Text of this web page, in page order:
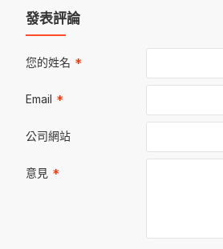
發表評論
您的姓名
Email
公司網站
意見